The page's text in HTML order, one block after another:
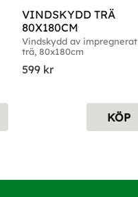
VINDSKYDD TRÄ
80X180CM
Vindskydd av impregnerat
trä, 80x180cm
599kr
KÖP